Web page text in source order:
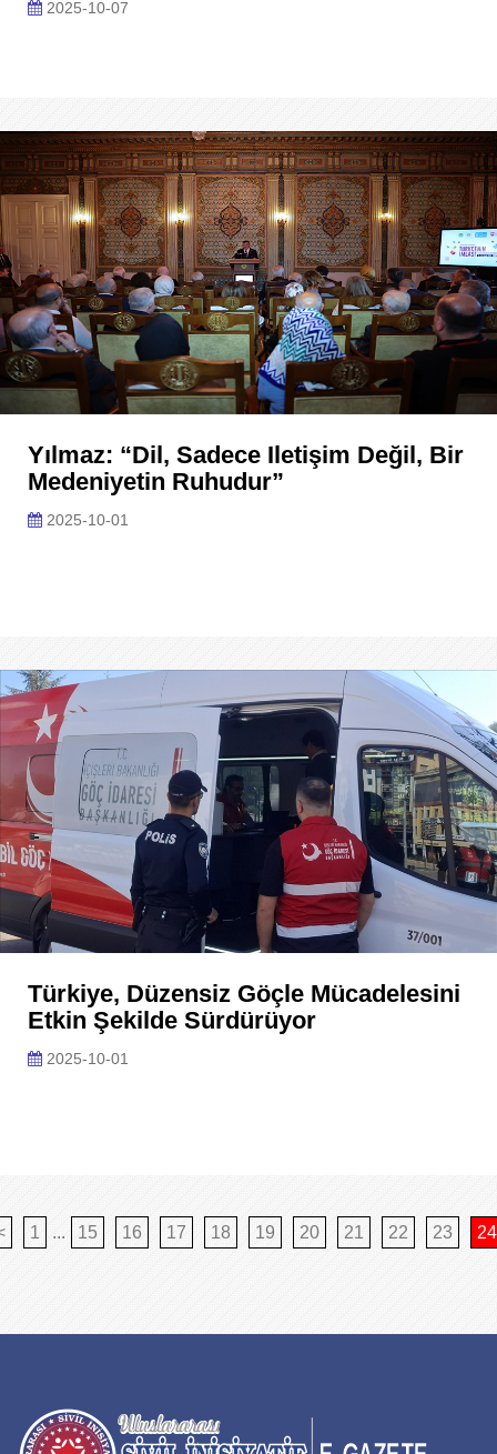
2025-10-07
Yılmaz: “Dil, Sadece Iletişim Değil, Bir
Medeniyetin Ruhudur”
2025-10-01
Türkiye, Düzensiz Göçle Mücadelesini
Etkin Şekilde Sürdürüyor
2025-10-01
1 ... 15 16 17 18 19 20 21 22 23 24